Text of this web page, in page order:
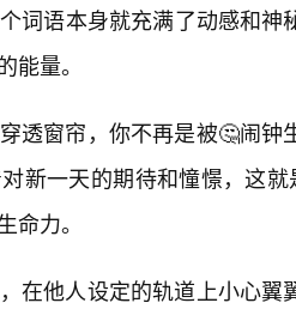
词语本身就充满了动感和神
能量。
透窗帘，你不再是被🤔闹钟
新一天的期待和憧憬，这就
力。
在他人设定的轨道上小心翼